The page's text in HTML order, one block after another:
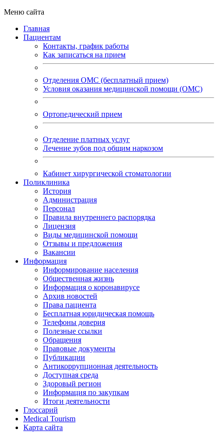
Меню сайта
Главная
Пациентам
Контакты, график работы
Как записаться на прием
Отделения ОМС (бесплатный прием)
Условия оказания медицинской помощи (ОМС)
Ортопедический прием
Отделение платных услуг
Лечение зубов под общим наркозом
Кабинет хирургической стоматологии
Поликлиника
История
Администрация
Персонал
Правила внутреннего распорядка
Лицензия
Виды медицинской помощи
Отзывы и предложения
Вакансии
Информация
Информирование населения
Общественная жизнь
Информация о коронавирусе
Архив новостей
Права пациента
Бесплатная юридическая помощь
Телефоны доверия
Полезные ссылки
Обращения
Правовые документы
Публикации
Антикоррупционная деятельность
Доступная среда
Здоровый регион
Информация по закупкам
Итоги деятельности
Глоссарий
Medical Tourism
Карта сайта